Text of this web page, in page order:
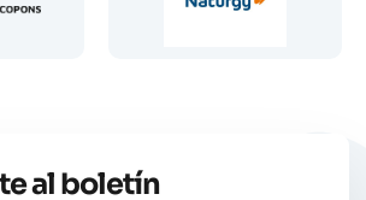
al boletín